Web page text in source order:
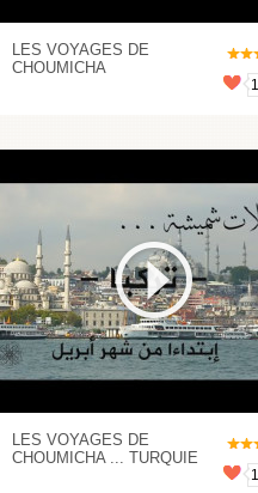
LES VOYAGES DE
CHOUMICHA
LES VOYAGES DE
CHOUMICHA ... TURQUIE